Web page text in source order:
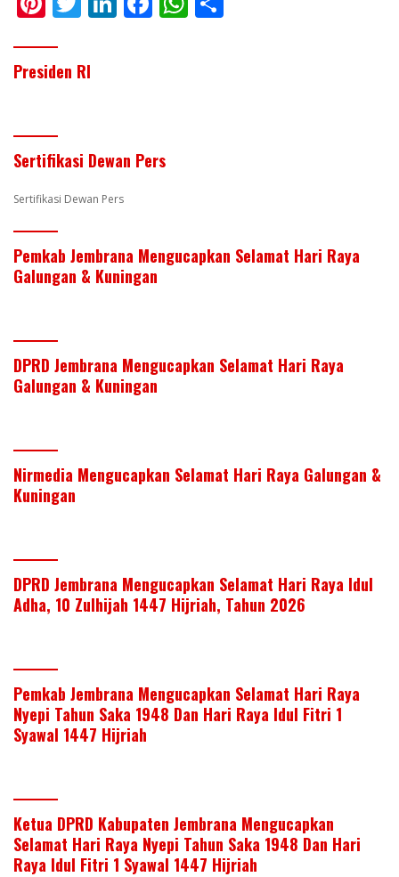
er
e
itt
er
k
Presiden RI
Sertifikasi Dewan Pers
Sertifikasi Dewan Pers
Pemkab Jembrana Mengucapkan Selamat Hari Raya
Galungan & Kuningan
DPRD Jembrana Mengucapkan Selamat Hari Raya
Galungan & Kuningan
Nirmedia Mengucapkan Selamat Hari Raya Galungan &
Kuningan
DPRD Jembrana Mengucapkan Selamat Hari Raya Idul
Adha, 10 Zulhijah 1447 Hijriah, Tahun 2026
Pemkab Jembrana Mengucapkan Selamat Hari Raya
Nyepi Tahun Saka 1948 Dan Hari Raya Idul Fitri 1
Syawal 1447 Hijriah
Ketua DPRD Kabupaten Jembrana Mengucapkan
Selamat Hari Raya Nyepi Tahun Saka 1948 Dan Hari
Raya Idul Fitri 1 Syawal 1447 Hijriah